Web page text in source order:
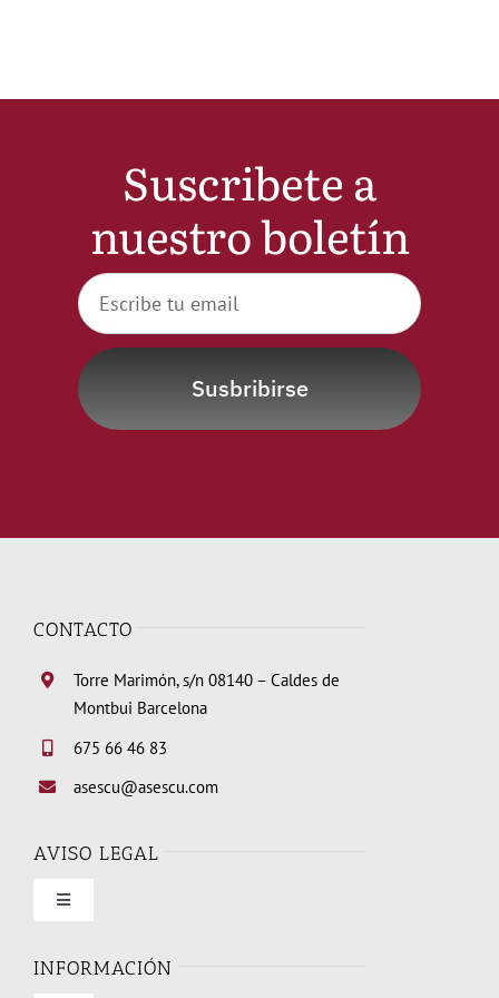
Hazte Socio
Contactar
WooCommerce My Account
WooCommerce Cart
Suscribete a
nuestro boletín
Susbribirse
CONTACTO
Torre Marimón, s/n 08140 – Caldes de
Montbui Barcelona
675 66 46 83
asescu@asescu.com
AVISO LEGAL
Toggle
Condiciones de uso
INFORMACIÓN